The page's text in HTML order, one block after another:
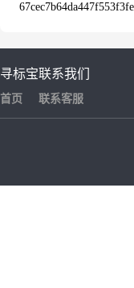
寻标宝
首页
联系我们
联系客服